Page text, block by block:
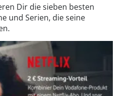
Dir die sieben besten
und Serien, die seine